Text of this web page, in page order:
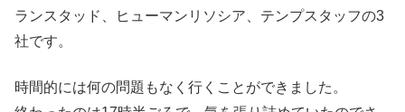
ランスタッド、ヒューマンリソシア、テンプスタッフの3
社です。
時間的には何の問題もなく行くことができました。